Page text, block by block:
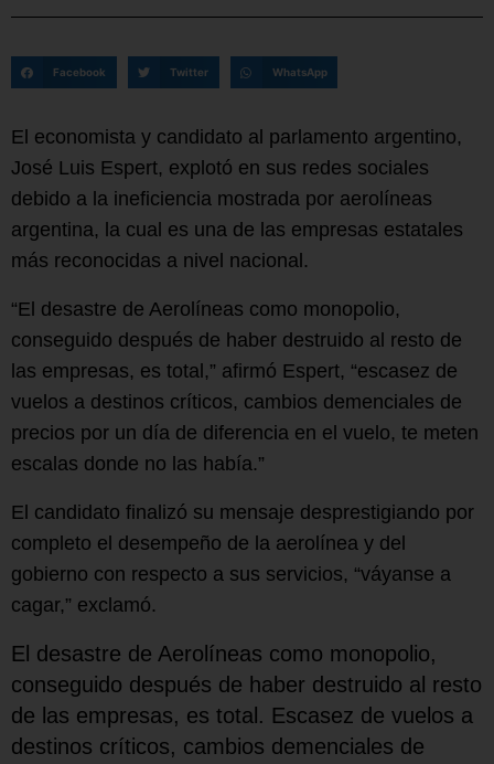
Facebook Twitter WhatsApp
El economista y candidato al parlamento argentino,
José Luis Espert, explotó en sus redes sociales
debido a la ineficiencia mostrada por aerolíneas
argentina, la cual es una de las empresas estatales
más reconocidas a nivel nacional.
“El desastre de Aerolíneas como monopolio,
conseguido después de haber destruido al resto de
las empresas, es total,” afirmó Espert, “escasez de
vuelos a destinos críticos, cambios demenciales de
precios por un día de diferencia en el vuelo, te meten
escalas donde no las había.”
El candidato finalizó su mensaje desprestigiando por
completo el desempeño de la aerolínea y del
gobierno con respecto a sus servicios, “váyanse a
cagar,” exclamó.
El desastre de Aerolíneas como monopolio,
conseguido después de haber destruido al resto
de las empresas, es total. Escasez de vuelos a
destinos críticos, cambios demenciales de